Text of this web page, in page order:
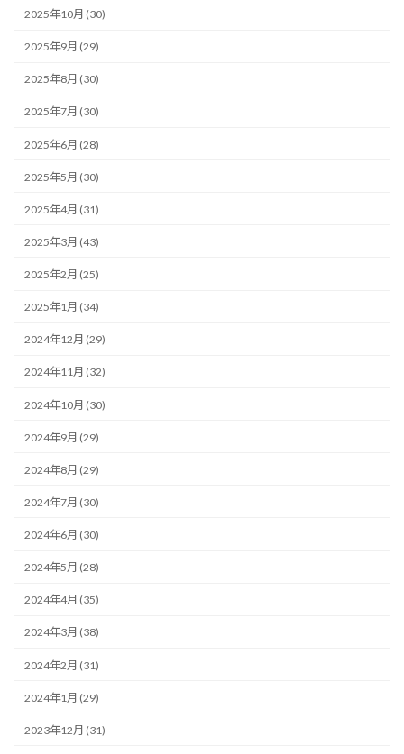
2025年10月 (30)
2025年9月 (29)
2025年8月 (30)
2025年7月 (30)
2025年6月 (28)
2025年5月 (30)
2025年4月 (31)
2025年3月 (43)
2025年2月 (25)
2025年1月 (34)
2024年12月 (29)
2024年11月 (32)
2024年10月 (30)
2024年9月 (29)
2024年8月 (29)
2024年7月 (30)
2024年6月 (30)
2024年5月 (28)
2024年4月 (35)
2024年3月 (38)
2024年2月 (31)
2024年1月 (29)
2023年12月 (31)